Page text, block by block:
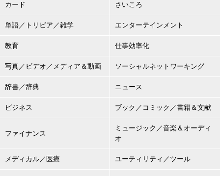
カード さいころ
単語／トリビア／雑学 エンターテインメント
教育 仕事効率化
写真／ビデオ／メディア＆動画 ソーシャルネットワーキング
辞書／辞典 ニュース
ビジネス ブック／コミック／書籍＆文献
ファイナンス
ミュージック／音楽＆オーディ
オ
メディカル／医療 ユーティリティ／ツール